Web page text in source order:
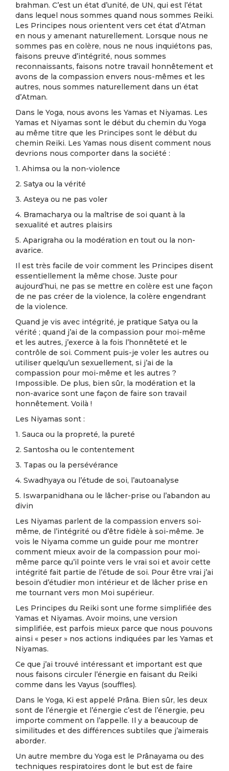
brahman. C’est un état d’unité, de UN, qui est l’état
dans lequel nous sommes quand nous sommes Reiki.
Les Principes nous orientent vers cet état d’Atman
en nous y amenant naturellement. Lorsque nous ne
sommes pas en colère, nous ne nous inquiétons pas,
faisons preuve d’intégrité, nous sommes
reconnaissants, faisons notre travail honnêtement et
avons de la compassion envers nous-mêmes et les
autres, nous sommes naturellement dans un état
d’Atman.
Dans le Yoga, nous avons les Yamas et Niyamas. Les
Yamas et Niyamas sont le début du chemin du Yoga
au même titre que les Principes sont le début du
chemin Reiki. Les Yamas nous disent comment nous
devrions nous comporter dans la société :
1. Ahimsa ou la non-violence
2. Satya ou la vérité
3. Asteya ou ne pas voler
4. Bramacharya ou la maîtrise de soi quant à la
sexualité et autres plaisirs
5. Aparigraha ou la modération en tout ou la non-
avarice.
Il est très facile de voir comment les Principes disent
essentiellement la même chose. Juste pour
aujourd’hui, ne pas se mettre en colère est une façon
de ne pas créer de la violence, la colère engendrant
de la violence.
Quand je vis avec intégrité, je pratique Satya ou la
vérité ; quand j’ai de la compassion pour moi-même
et les autres, j’exerce à la fois l’honnêteté et le
contrôle de soi. Comment puis-je voler les autres ou
utiliser quelqu’un sexuellement, si j’ai de la
compassion pour moi-même et les autres ?
Impossible. De plus, bien sûr, la modération et la
non-avarice sont une façon de faire son travail
honnêtement. Voilà !
Les Niyamas sont :
1. Sauca ou la propreté, la pureté
2. Santosha ou le contentement
3. Tapas ou la persévérance
4. Swadhyaya ou l’étude de soi, l’autoanalyse
5. Iswarpanidhana ou le lâcher-prise ou l’abandon au
divin
Les Niyamas parlent de la compassion envers soi-
même, de l’intégrité ou d’être fidèle à soi-même. Je
vois le Niyama comme un guide pour me montrer
comment mieux avoir de la compassion pour moi-
même parce qu’il pointe vers le vrai soi et avoir cette
intégrité fait partie de l’étude de soi. Pour être vrai j’ai
besoin d’étudier mon intérieur et de lâcher prise en
me tournant vers mon Moi supérieur.
Les Principes du Reiki sont une forme simplifiée des
Yamas et Niyamas. Avoir moins, une version
simplifiée, est parfois mieux parce que nous pouvons
ainsi « peser » nos actions indiquées par les Yamas et
Niyamas.
Ce que j’ai trouvé intéressant et important est que
nous faisons circuler l’énergie en faisant du Reiki
comme dans les Vayus (souffles).
Dans le Yoga, Ki est appelé Prâna. Bien sûr, les deux
sont de l’énergie et l’énergie c’est de l’énergie, peu
importe comment on l’appelle. Il y a beaucoup de
similitudes et des différences subtiles que j’aimerais
aborder.
Un autre membre du Yoga est le Prânayama ou des
techniques respiratoires dont le but est de faire